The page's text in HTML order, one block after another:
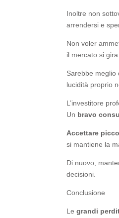
Inoltre non
arrendersi e
Non voler
il mercato si
Sarebbe meglio
lucidità proprio
L’investitore
Un bravo
Accettare
si mantiene la
Di nuovo,
decisioni.
Conclusione
Legrandi